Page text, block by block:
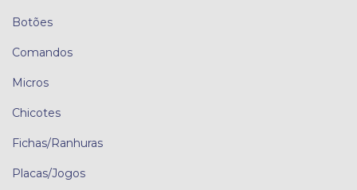
Botões
Comandos
Micros
Chicotes
Fichas/Ranhuras
Placas/Jogos